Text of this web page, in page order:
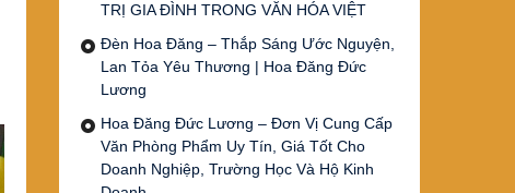
TRỊ GIA ĐÌNH TRONG VĂN HÓA VIỆT
Đèn Hoa Đăng – Thắp Sáng Ước Nguyện,
Lan Tỏa Yêu Thương | Hoa Đăng Đức
Lương
Hoa Đăng Đức Lương – Đơn Vị Cung Cấp
Văn Phòng Phẩm Uy Tín, Giá Tốt Cho
Doanh Nghiệp, Trường Học Và Hộ Kinh